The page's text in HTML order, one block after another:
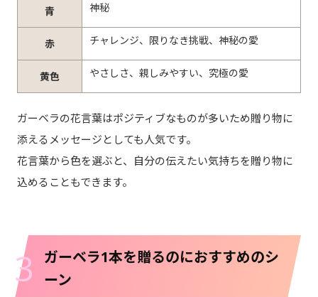
青 神秘
赤 チャレンジ、限りなき挑戦、神秘の愛
黄色 やさしさ、親しみやすい、究極の愛
ガーベラの花言葉はポジティブなものが多いため贈り物に
添えるメッセージとしても人気です。
花言葉から色を選ぶと、自分の伝えたい気持ちを贈り物に
込めることもできます。
3
ガーベラ1本を贈るのにおすすめのシ
ーン